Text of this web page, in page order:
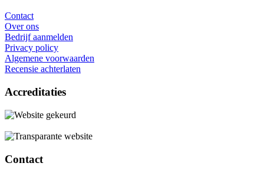
Contact
Over ons
Bedrijf aanmelden
Privacy policy
Algemene voorwaarden
Recensie achterlaten
Accreditaties
Contact